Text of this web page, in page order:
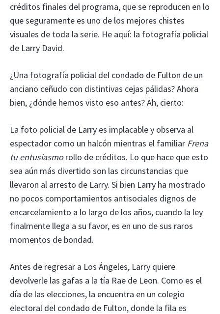
créditos finales del programa, que se reproducen en lo
que seguramente es uno de los mejores chistes
visuales de toda la serie. He aquí: la fotografía policial
de Larry David.
¿Una fotografía policial del condado de Fulton de un
anciano ceñudo con distintivas cejas pálidas? Ahora
bien, ¿dónde hemos visto eso antes? Ah, cierto:
La foto policial de Larry es implacable y observa al
espectador como un halcón mientras el familiar Frena
tu entusiasmorollo de créditos. Lo que hace que esto
sea aún más divertido son las circunstancias que
llevaron al arresto de Larry. Si bien Larry ha mostrado
no pocos comportamientos antisociales dignos de
encarcelamiento a lo largo de los años, cuando la ley
finalmente llega a su favor, es en uno de sus raros
momentos de bondad.
Antes de regresar a Los Ángeles, Larry quiere
devolverle las gafas a la tía Rae de Leon. Como es el
día de las elecciones, la encuentra en un colegio
electoral del condado de Fulton, donde la fila es